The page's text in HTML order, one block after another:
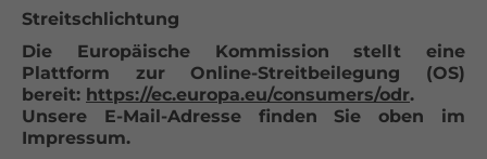
Streitschlichtung
Die Europäische Kommission stellt eine
Plattform zur Online-Streitbeilegung (OS)
bereit: https://ec.europa.eu/consumers/odr.
Unsere E-Mail-Adresse finden Sie oben im
Impressum.